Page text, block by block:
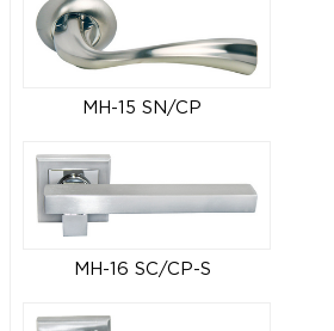
MH-15 SN/CP
MH-16 SC/CP-S